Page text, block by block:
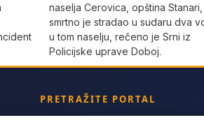
naselja Cerovica, opština Stanari,
smrtno je stradao u sudaru dva
u tom naselju, rečeno je Srni iz
Policijske uprave Doboj.
PRETRAŽITE PORTAL